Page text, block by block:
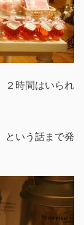
２時間はいられ
という話まで発